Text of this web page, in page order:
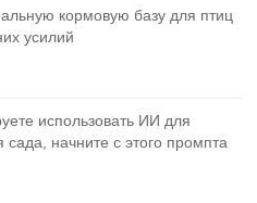
кормовую базу для птиц
усилий
использовать ИИ для
сада, начните с этого промпта